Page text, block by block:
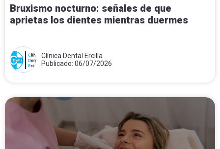
Bruxismo nocturno: señales de que
aprietas los dientes mientras duermes
Clínica Dental Ercilla
Publicado: 06/07/2026